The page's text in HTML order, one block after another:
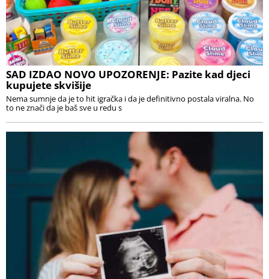
SAD IZDAO NOVO UPOZORENJE: Pazite kad djeci
kupujete skvišije
Nema sumnje da je to hit igračka i da je definitivno postala viralna. No
to ne znači da je baš sve u redu s